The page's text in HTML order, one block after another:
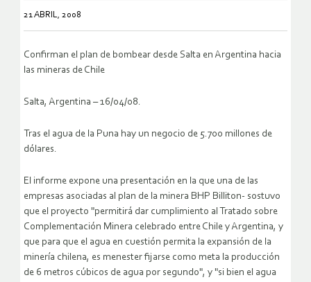
21 ABRIL, 2008
Confirman el plan de bombear desde Salta en Argentina hacia
las mineras de Chile
Salta, Argentina – 16/04/08.
Tras el agua de la Puna hay un negocio de 5.700 millones de
dólares.
El informe expone una presentación en la que una de las
empresas asociadas al plan de la minera BHP Billiton- sostuvo
que el proyecto "permitirá dar cumplimiento al Tratado sobre
Complementación Minera celebrado entre Chile y Argentina, y
que para que el agua en cuestión permita la expansión de la
minería chilena, es menester fijarse como meta la producción
de 6 metros cúbicos de agua por segundo", y "si bien el agua